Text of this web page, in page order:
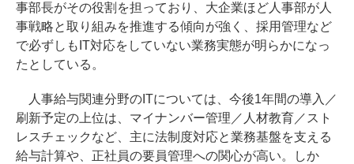
事部長がその役割を担っており、大企業ほど人事部が人
事戦略と取り組みを推進する傾向が強く、採用管理など
で必ずしもIT対応をしていない業務実態が明らかになっ
たとしている。
人事給与関連分野のITについては、今後1年間の導入／
刷新予定の上位は、マイナンバー管理／人材教育／スト
レスチェックなど、主に法制度対応と業務基盤を支える
給与計算や、正社員の要員管理への関心が高い。しか